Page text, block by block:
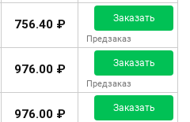
756.40 ₽
Заказать
Предзаказ
976.00 ₽
Заказать
Предзаказ
976.00 ₽
Заказать